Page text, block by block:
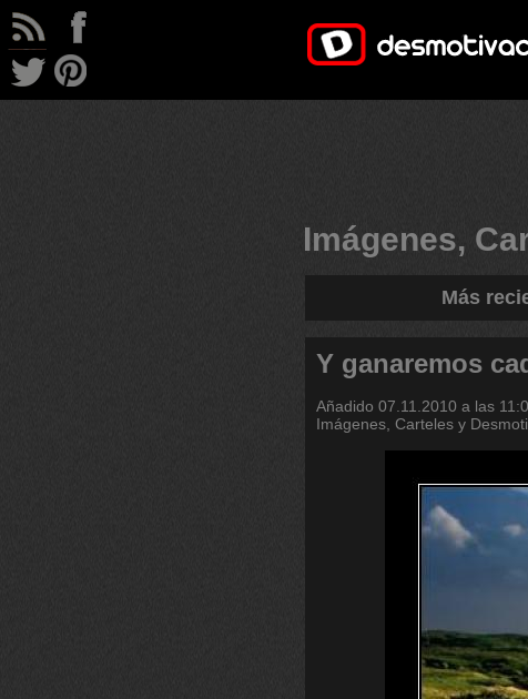
Imágenes,
Más
Y ganaremos
Añadido 07.11.2010 a las
Imágenes, Carteles y